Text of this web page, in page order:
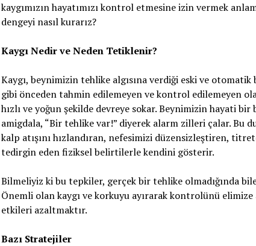
kaygımızın hayatımızı kontrol etmesine izin vermek
dengeyi nasıl kurarız?
Kaygı Nedir ve Neden Tetiklenir?
Kaygı, beynimizin tehlike algısına verdiği eski ve
gibi önceden tahmin edilemeyen ve kontrol edilemeyen
hızlı ve yoğun şekilde devreye sokar. Beynimizin hayati bir
amigdala, “Bir tehlike var!” diyerek alarm zilleri çalar. Bu
kalp atışını hızlandıran, nefesimizi düzensizleştiren,
tedirgin eden fiziksel belirtilerle kendini gösterir.
Bilmeliyiz ki bu tepkiler, gerçek bir tehlike olmadığında
Önemli olan kaygı ve korkuyu ayırarak kontrolünü
etkileri azaltmaktır.
Bazı Stratejiler